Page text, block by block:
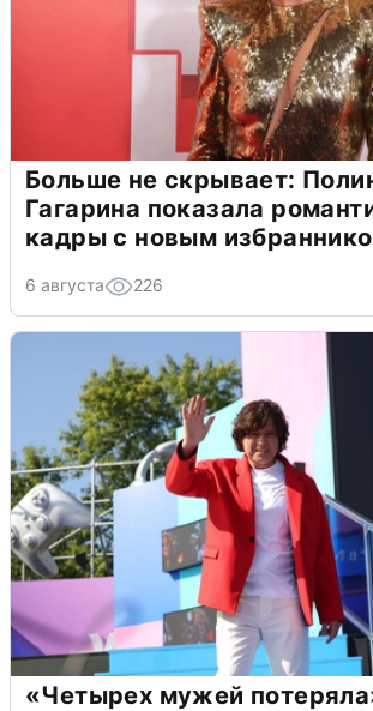
Больше не скрывает:
Гагарина показала
кадры с новым
6 августа 226
«Четырех мужей